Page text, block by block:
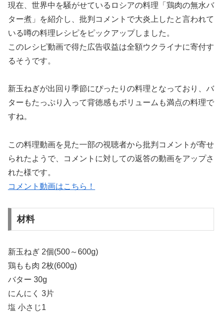
現在、世界中を騒がせているロシアの料理「鶏肉の無水バ
ター煮」を紹介し、批判コメントで大炎上したと言われて
いる噂の料理レシピをピックアップしました。
このレシピ動画で得た広告収益は全額ウクライナに寄付す
るそうです。
新玉ねぎが出回り季節にぴったりの料理となっており、バ
ターもたっぷり入って背徳感もボリュームも満点の料理で
すね。
この料理動画を見た一部の視聴者から批判コメントが寄せ
られたようで、コメントに対しての返答の動画をアップさ
れた様です。
コメント動画はこちら！
材料
新玉ねぎ 2個(500～600g)
鶏もも肉 2枚(600g)
バター 30g
にんにく 3片
塩 小さじ1